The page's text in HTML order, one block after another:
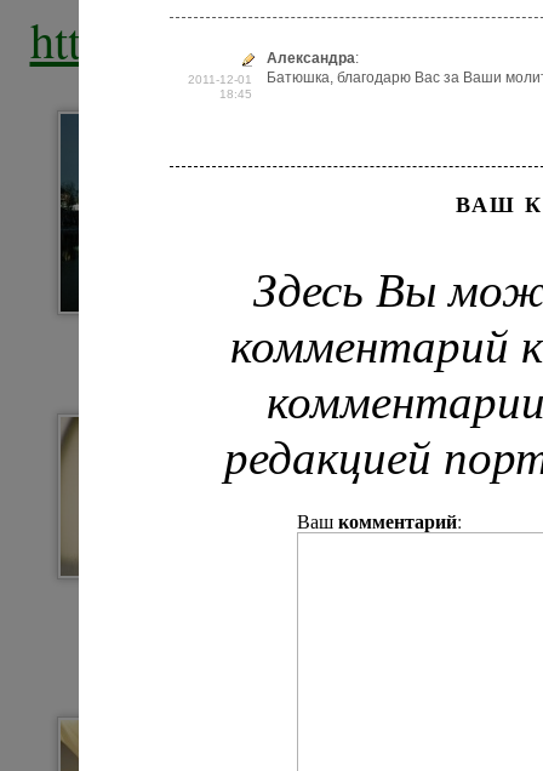
http://
Ново-Девичий монастырь В лучах света
2011-12-01
18:45
Александра:
Батюшка, благодарю Вас за Ваши
ВАШ
Здесь Вы
комментарий
редакцией
Вашкомментарий: